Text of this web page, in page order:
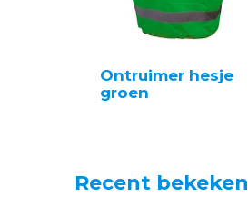
Ontruimer hesje
groen
Recent bekeken